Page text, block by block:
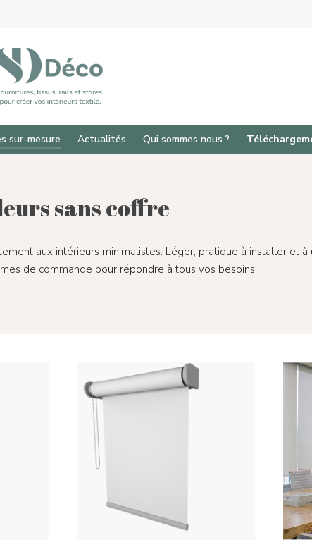
sur-mesure Actualités Qui sommes nous ?
sans coffre
aux intérieurs minimalistes. Léger, pratique à installer et à
de commande pour répondre à tous vos besoins.